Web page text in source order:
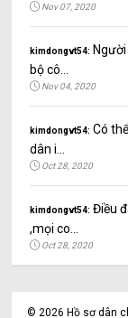
Nov 07, 2020
kimdongvt54:
bộ cô...
Nov 04, 2020
kimdongvt54: Có
dân i...
Oct 28, 2020
kimdongvt54: Điều
,mọi co...
Oct 28, 2020
©2026 Hồ sơ dân